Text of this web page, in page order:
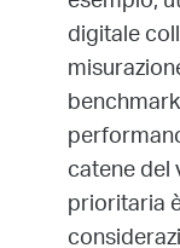
digitale
catene del
prioritaria